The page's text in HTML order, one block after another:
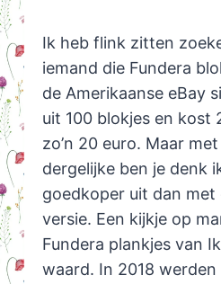
Ik heb flink zitten
iemand die Fundera
de Amerikaanse eBay
uit 100 blokjes en kost
zo’n 20 euro. Maar
dergelijke ben je denk
goedkoper uit dan met
versie. Een kijkje op
Fundera plankjes van
waard. In 2018 werden